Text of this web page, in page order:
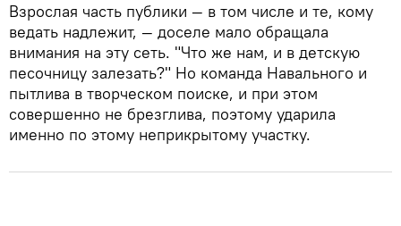
Взрослая часть публики — в том числе и те, кому
ведать надлежит, — доселе мало обращала
внимания на эту сеть. "Что же нам, и в детскую
песочницу залезать?" Но команда Навального и
пытлива в творческом поиске, и при этом
совершенно не брезглива, поэтому ударила
именно по этому неприкрытому участку.